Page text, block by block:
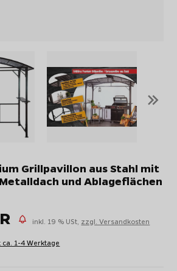
»
Grillpavillon aus Stahl mit
und Ablageflächen
inkl. 19 % USt, zzgl. Versandkosten
1-4 Werktage